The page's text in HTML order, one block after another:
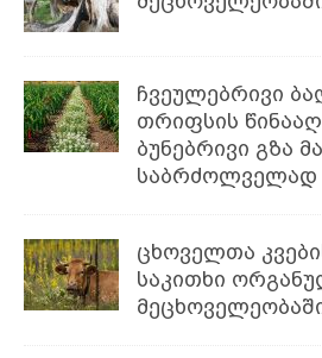
ჩვეულებრივი
თრიფსის
ბუნებრივი გზა
საბრძოლველად
ცხოველთა
საკითხი